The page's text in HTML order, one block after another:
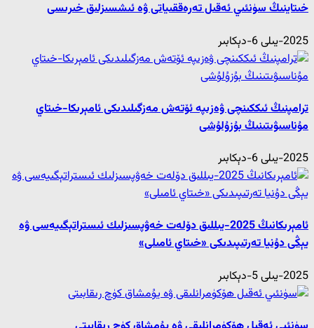
خىتاينىڭ سۈنئىي ئەقىل تەرەققىياتى ۋە ئىشسىزلىق خىرىسى
2025-يىلى 6-دېكابىر
ترامپنىڭ ئىككىنچى ۋەزىپە ئۆتەش مەزگىلىدىكى ئامېرىكا-خىتاي
مۇناسىۋىتىنىڭ بۇزۇلۇشى
2025-يىلى 6-دېكابىر
ئامېرىكانىڭ 2025-يىللىق دۆلەت خەۋپسىزلىك ئىستراتېگىيەسى ۋە
يېڭى دۇنيا تەرتىپىدىكى «خىتاي ئامىلى»
2025-يىلى 5-دېكابىر